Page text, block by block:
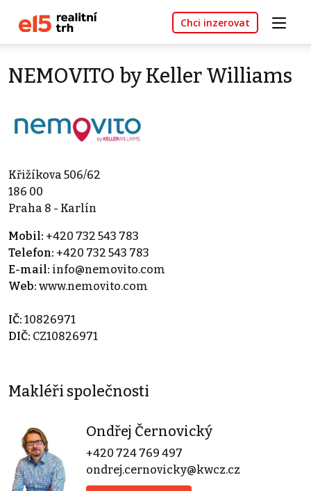
Chci inzerovat
NEMOVITO by Keller Williams
Křižíkova 506/62
186 00
Praha 8 - Karlín
Mobil: +420 732 543 783
Telefon: +420 732 543 783
E-mail: info@nemovito.com
Web: www.nemovito.com
IČ: 10826971
DIČ: CZ10826971
Makléři společnosti
Ondřej Černovický
+420 724 769 497
ondrej.cernovicky@kwcz.cz